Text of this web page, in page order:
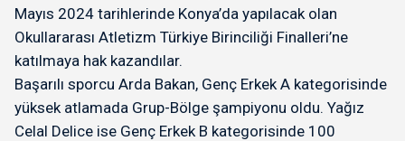
Mayıs 2024 tarihlerinde Konya’da yapılacak olan
Okullararası Atletizm Türkiye Birinciliği Finalleri’ne
katılmaya hak kazandılar.
Başarılı sporcu Arda Bakan, Genç Erkek A kategorisinde
yüksek atlamada Grup-Bölge şampiyonu oldu. Yağız
Celal Delice ise Genç Erkek B kategorisinde 100